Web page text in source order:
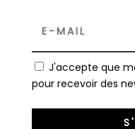
J'accepte que
pour recevoir des